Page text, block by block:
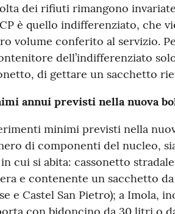
dei rifiuti rimangono
è quello indifferenziato, che
volume conferito al servizio.
dell’indifferenziato
di gettare un sacchetto
annui previsti nella nuova
minimi previsti nella
di componenti del nucleo,
cui si abita: cassonetto
e contenente un sacchetto
e Castel San Pietro); a Imola,
con bidoncino da 30 litri o